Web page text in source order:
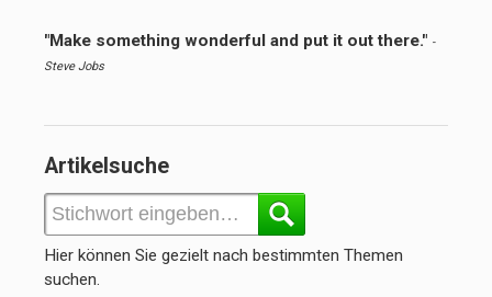
"Make something wonderful and put it out there." -
Steve Jobs
Artikelsuche
Hier können Sie gezielt nach bestimmten Themen
suchen.